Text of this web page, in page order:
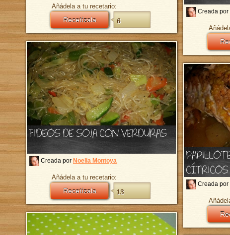
Añádela a tu recetario:
Recetízala 6
Creada por
FIDEOS DE SOJA CON VERDURAS
Creada por Noelia Montoya
Añádela a tu recetario:
Recetízala 13
CÍTRICOS
Creada por